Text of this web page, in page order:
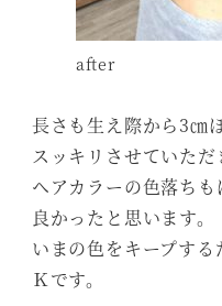
after
長さも生え際から3㎝
スッキリさせていただ
ヘアカラーの色落ち
良かったと思います。
いまの色をキープす
Ｋです。